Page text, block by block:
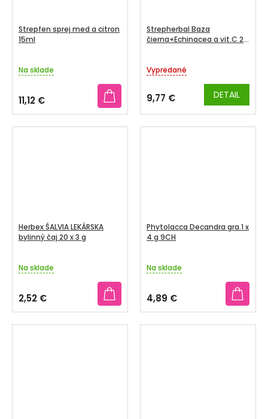
Strepfen sprej med a citron
15ml
Na sklade
11,12 €
Strepherbal Baza
čierna+Echinacea a vit.C 24
Vypredané
9,77 € DETAIL
Herbex ŠALVIA LEKÁRSKA
bylinný čaj 20 x 3 g
Na sklade
2,52 €
Phytolacca Decandra gra.1 x
4 g 9CH
Na sklade
4,89 €